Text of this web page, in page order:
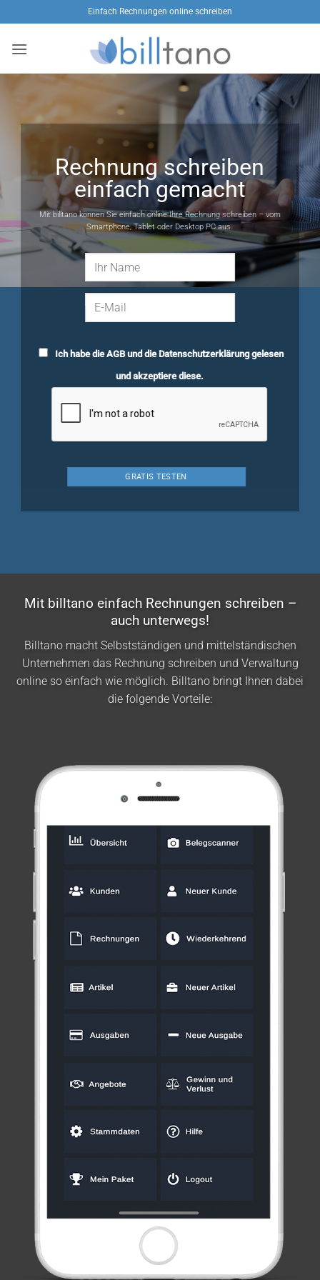
Inhalt
springen
Einfach Rechnungen online schreiben
Rechnung schreiben
einfach gemacht
Mit billtano können Sie einfach online Ihre Rechnung schreiben – vom
Smartphone, Tablet oder Desktop PC aus.
Ich habe dieAGBund die Datenschutzerklärunggelesen
und akzeptiere diese.
Mit billtano einfach Rechnungen schreiben –
auch unterwegs!
Billtano macht Selbstständigen und mittelständischen
Unternehmen das Rechnung schreiben und Verwaltung
online so einfach wie möglich. Billtano bringt Ihnen dabei
die folgende Vorteile: